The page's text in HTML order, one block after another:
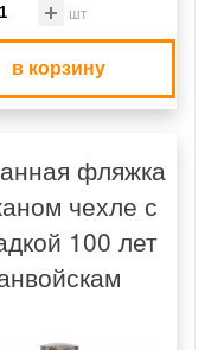
шт
в корзину
фляжка
чехле с
100 лет